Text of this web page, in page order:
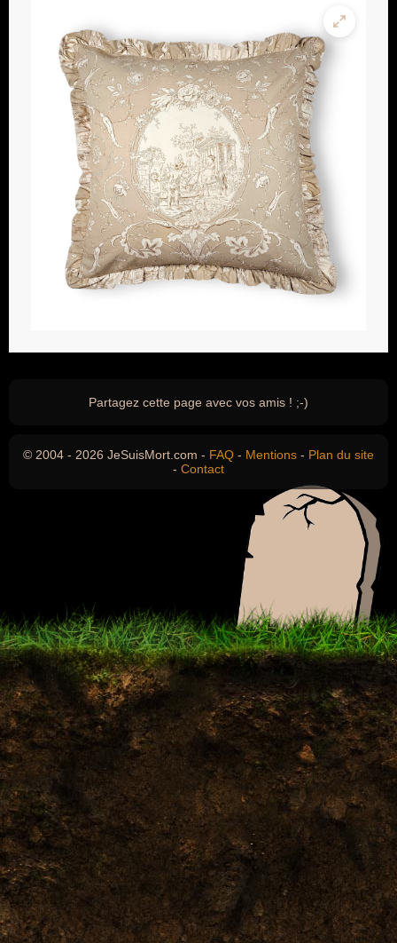
Partagez cette page avec vos amis ! ;-)
© 2004 - 2026 JeSuisMort.com - FAQ - Mentions - Plan du site
- Contact